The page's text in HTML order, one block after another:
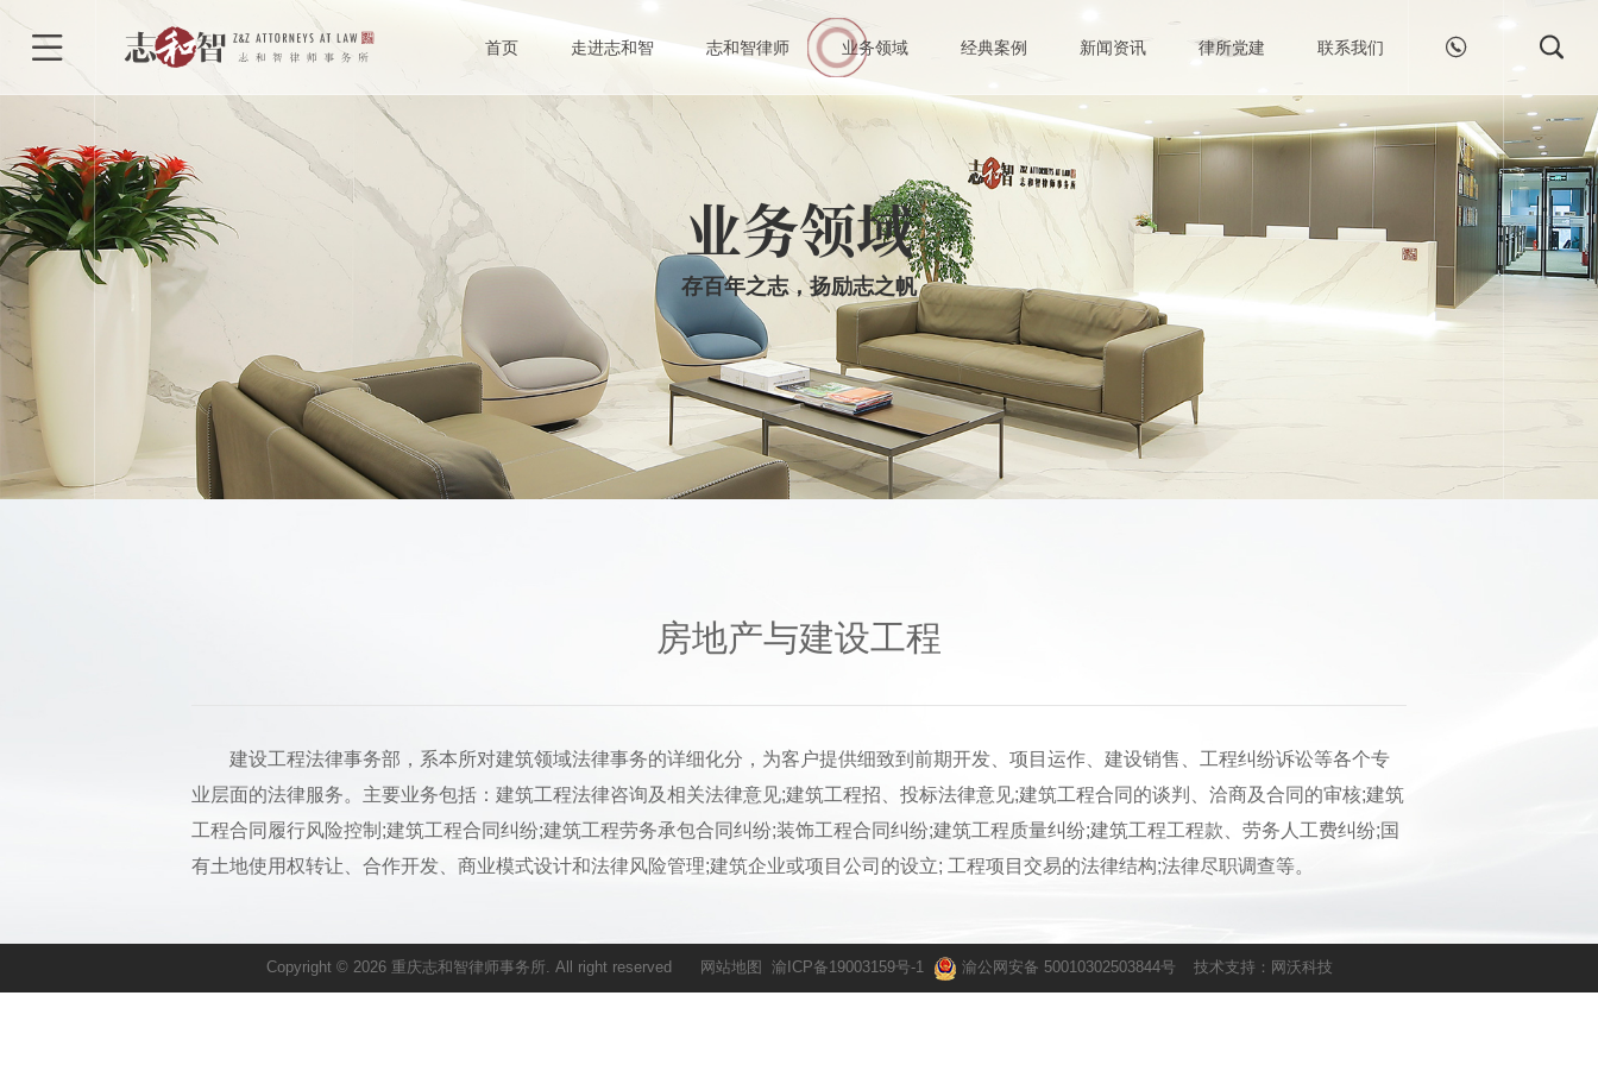
 首页 走进志和智 志和智律师 业务领域 经典案例 新闻资讯 律所党建 联系我们  
律所荣誉
特色型服务
合作单位
业务领域
存百年之志，扬励志之帆
房地产与建设工程
建设工程法律事务部，系本所对建筑领域法律事务的详细化分，为客户提供细致到前期开发、项目运作、建设销售、工程纠纷诉讼等各个专
业层面的法律服务。主要业务包括：建筑工程法律咨询及相关法律意见;建筑工程招、投标法律意见;建筑工程合同的谈判、洽商及合同的审核;建筑
工程合同履行风险控制;建筑工程合同纠纷;建筑工程劳务承包合同纠纷;装饰工程合同纠纷;建筑工程质量纠纷;建筑工程工程款、劳务人工费纠纷;国
有土地使用权转让、合作开发、商业模式设计和法律风险管理;建筑企业或项目公司的设立; 工程项目交易的法律结构;法律尽职调查等。
Copyright © 2026 重庆志和智律师事务所. All right reserved 网站地图 渝ICP备19003159号-1 渝公网安备 50010302503844号 技术支持： 网沃科技